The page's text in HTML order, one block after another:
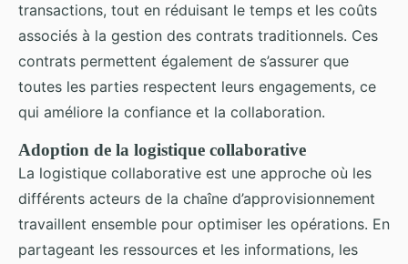
transactions, tout en réduisant le temps et les coûts
associés à la gestion des contrats traditionnels. Ces
contrats permettent également de s’assurer que
toutes les parties respectent leurs engagements, ce
qui améliore la confiance et la collaboration.
Adoption de la logistique collaborative
La logistique collaborative est une approche où les
différents acteurs de la chaîne d’approvisionnement
travaillent ensemble pour optimiser les opérations. En
partageant les ressources et les informations, les